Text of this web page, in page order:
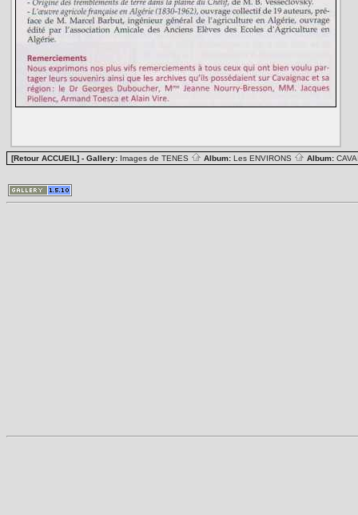
[Retour ACCUEIL] - Gallery: Images de TENES Album: Les ENVIRONS Album: